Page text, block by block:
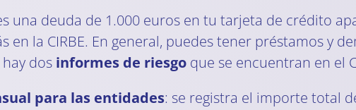
una deuda de 1.000 euros en tu tarjeta de crédito
en la CIRBE. En general, puedes tener préstamos y
dos informes de riesgoque se encuentran en el
para las entidades: se registra el importe total